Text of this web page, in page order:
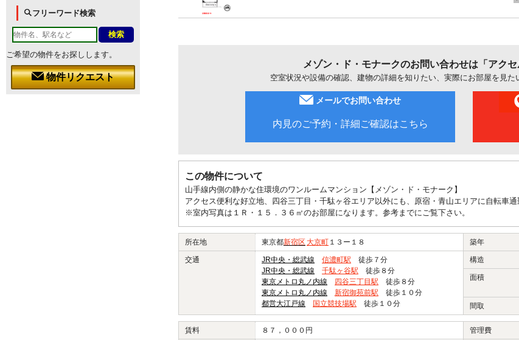
メゾン・ド・モナークのお問い合わせは「アク
空室状況や設備の確認、建物の詳細を知りたい、実際にお部屋を見
メールでお問い合わせ
内見のご予約・詳細ご確認はこちら
この物件について
山手線内側の静かな住環境のワンルームマンション【メゾン・ド・モナーク】
アクセス便利な好立地、四谷三丁目・千駄ヶ谷エリア以外にも、原宿・青山エリアに自転車通
※室内写真は１Ｒ・１５．３６㎡のお部屋になります。参考までにご覧下さい。
所在地 東京都新宿区 大京町 １３ー１８ 築年
交通 JR中央・総武線 信濃町駅 徒歩７分
JR中央・総武線
千駄ヶ谷駅 徒歩８分
東京メトロ丸ノ内線
四谷三丁目駅 徒歩８分
東京メトロ丸ノ内線
新宿御苑前駅 徒歩１０分
都営大江戸線
国立競技場駅 徒歩１０分
構造
面積
間取
賃料 ８７，０００円 管理費
フリーワード検索
ご希望の物件をお探しします。
物件リクエスト